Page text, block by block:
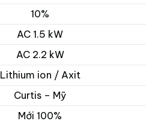
10%
AC 1.5 kW
AC 2.2 kW
Lithium ion / Axit
Curtis – Mỹ
Mới 100%